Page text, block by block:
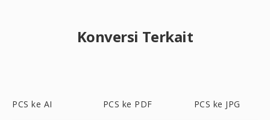
Konversi Terkait
PCS ke AI PCS ke PDF PCS ke JPG